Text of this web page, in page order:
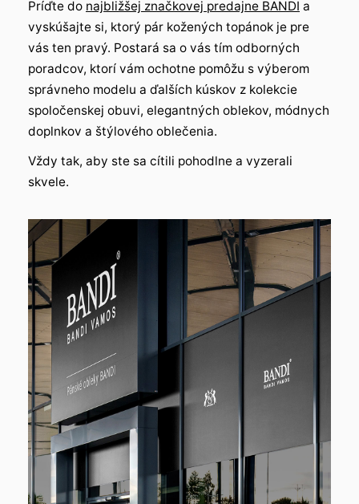
Príďte do najbližšej značkovej predajne BANDI a
vyskúšajte si, ktorý pár kožených topánok je pre
vás ten pravý. Postará sa o vás tím odborných
poradcov, ktorí vám ochotne pomôžu s výberom
správneho modelu a ďalších kúskov z kolekcie
spoločenskej obuvi, elegantných oblekov, módnych
doplnkov a štýlového oblečenia.
Vždy tak, aby ste sa cítili pohodlne a vyzerali
skvele.